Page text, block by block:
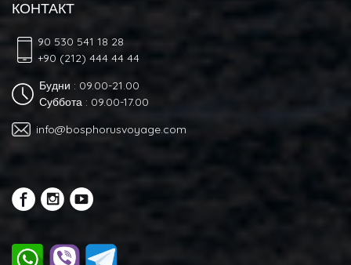
КОНТАКТ
90 530 541 18 28
+90 (212) 444 44 44
Будни : 09.00-21.00
Суббота : 09.00-17.00
info@bosphorusvoyage.com